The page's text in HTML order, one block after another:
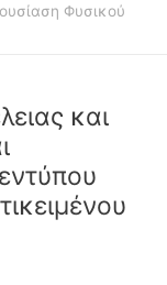
Φυσικού
και